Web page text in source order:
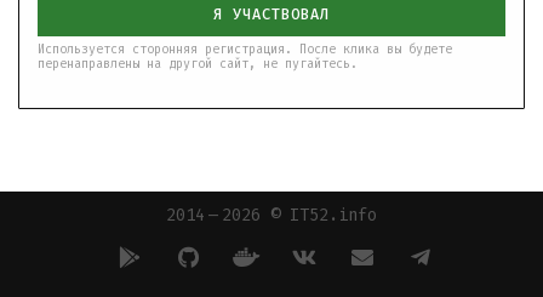
Я УЧАСТВОВАЛ
Используется сторонняя регистрация. После клика вы будете
перенаправлены на другой сайт, не пугайтесь.
2014 — 2026 © IT52.info